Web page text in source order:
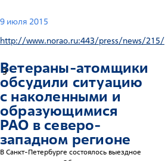
9 июля 2015
http://www.norao.ru:443/press/news/215/
3
Ветераны-атомщики
обсудили ситуацию
с наколенными и
образующимися
РАО в северо-
западном регионе
В Санкт-Петербурге состоялось выездное